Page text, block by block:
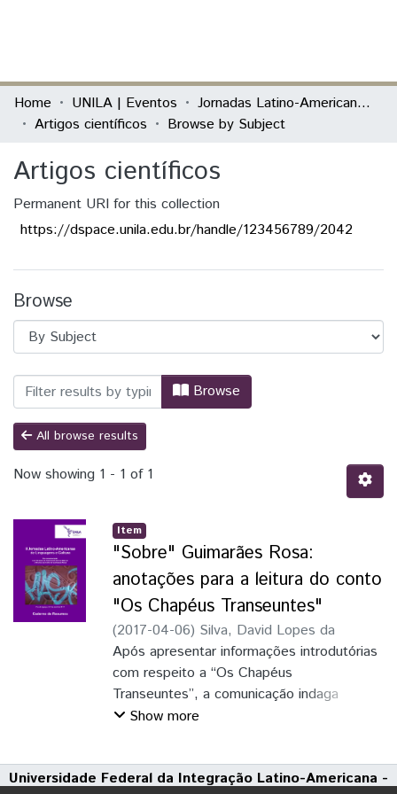
Communities & Collections
All of DSpace
Home UNILA | Eventos
Jornadas Latino-Americanos de Linguagens e Cultura
Artigos científicos
Browse by Subject
Artigos científicos
Permanent URI for this collection
https://dspace.unila.edu.br/handle/123456789/2042
Browse
Browsing Artigos científicos by Subject
Browse
All browse results
Now showing 1 - 1 of 1
Item
"Sobre" Guimarães Rosa:
anotações para a leitura do conto
"Os Chapéus Transeuntes"
(2017-04-06) Silva, David Lopes da
Após apresentar informações introdutórias
com respeito a “Os Chapéus
Transeuntes”, a comunicação indaga
possíveis motivos para o conto ser tão
vida e obra de Guimarães Rosa, essa
Show more
Universidade Federal da Integração Latino-Americana -